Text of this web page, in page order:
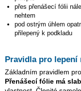
přes přenášecí fólii
nehtem
pod ostrým úhlem
přilepený k podkladu
Pravidla pro lepení
Základním pravidlem
Přenášecí fólie má